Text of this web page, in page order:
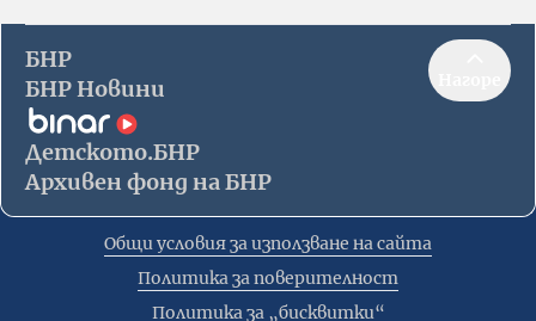
БНР
БНР Новини
Детското.БНР
Архивен фонд на БНР
Общи условия за използване на сайта
Политика за поверителност
Политика за „бисквитки“